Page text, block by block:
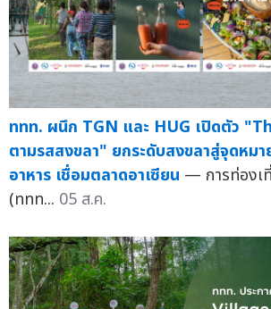
ททท. ผนึก TGN และ HUG เปิดตัว
ตามรสสงขลา" ยกระดับสงขลาสู่จุดหมา
อาหาร เชื่อมตลาดอาเซียน — การท่องเ
(ททท... 05 ส.ค.